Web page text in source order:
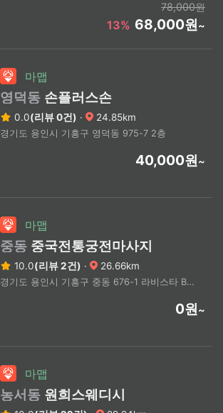
78,000원
13% 68,000원~
마맵
영덕동 손플러스손
0.0(리뷰 0건) · 24.85km
경기도 용인시 기흥구 영덕동 975-7 2층
40,000원~
마맵
중동 중국전통궁전마사지
10.0(리뷰 2건) · 26.66km
경기도 용인시 기흥구 중동 676-1 라비스타 B202호
0원~
마맵
농서동 원희스웨디시